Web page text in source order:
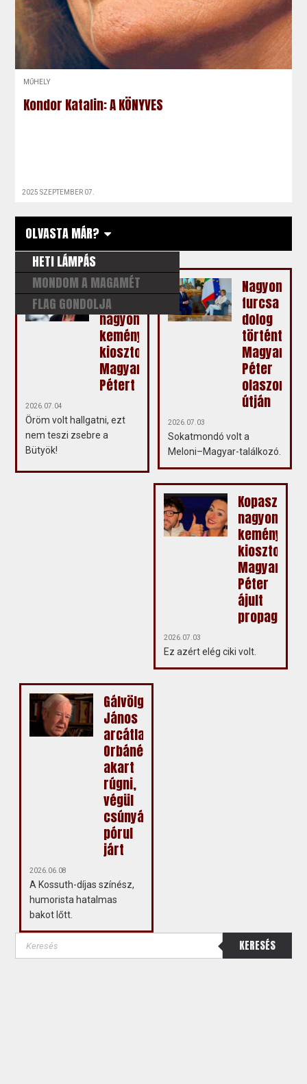
MŰHELY
Kondor Katalin: A KÖNYVES
2025 SZEPTEMBER 07.
OLVASTA MÁR?
HETI LÁMPÁS
MONDOM A MAGAMÉT
FLAG GONDOLJA
Fodor
Gábor
nagyon
keményen
kiosztotta
Magyar
Pétert
2026.07.04
Öröm volt hallgatni, ezt
nem teszi zsebre a
Bütyök!
Nagyon
furcsa
dolog
történt
Magyar
Péter
útján
2026.07.03
Sokatmondó volt a
Meloni–Magyar-találkozó.
Kopasz
nagyon
keményen
kiosztotta
Magyar
Péter
ájult
2026.07.03
Ez azért elég ciki volt.
Gálvölgyi
János
arcátlanul
Orbánékba
akart
rúgni,
végül
csúnyán
pórul
járt
2026.06.08
A Kossuth-díjas színész,
humorista hatalmas
bakot lőtt.
KERESÉS